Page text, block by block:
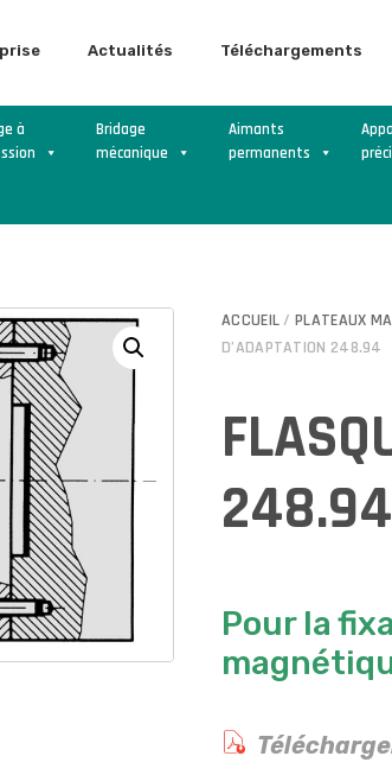
Actualités Téléchargements
à
Bridage
mécanique
Aimants
permanents
ACCUEIL /PLATEAUX
D’ADAPTATION 248.94
248.94
Pour la